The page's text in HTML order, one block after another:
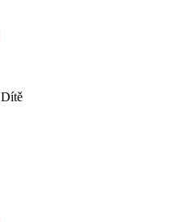
Dítě